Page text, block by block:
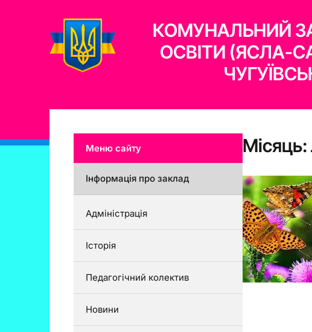
КОМУНАЛЬНИЙ
ОСВІТИ (ЯСЛА-
Місяць:
Меню сайту
Інформація про заклад
Адміністрація
Історія
Педагогічний колектив
Новини